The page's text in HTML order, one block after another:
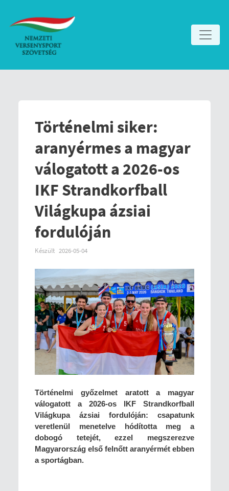
Történelmi siker:
aranyérmes a magyar
válogatott a 2026-os
IKF Strandkorfball
Világkupa ázsiai
fordulóján
Készült 2026-05-04
Történelmi győzelmet aratott a magyar
válogatott a 2026-os IKF Strandkorfball
Világkupa ázsiai fordulóján: csapatunk
veretlenül menetelve hódította meg a
dobogó tetejét, ezzel megszerezve
Magyarország első felnőtt aranyérmét ebben
a sportágban.